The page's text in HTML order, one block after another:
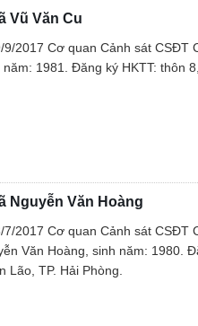
Vũ Văn Cu
9/2017 Cơ quan Cảnh sát CSĐT
năm: 1981. Đăng ký HKTT: thôn
Nguyễn Văn Hoàng
7/2017 Cơ quan Cảnh sát CSĐT
Văn Hoàng, sinh năm: 1980.
Lão, TP. Hải Phòng.